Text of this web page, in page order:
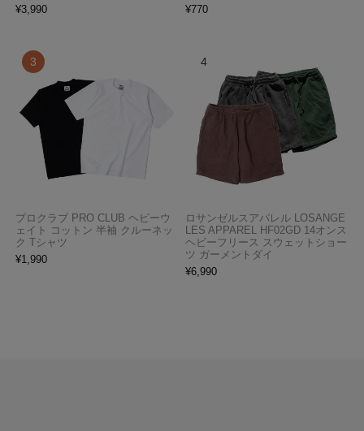
¥3,990
¥770
プロクラブ PRO CLUB ヘビーウ
ェイト コットン 半袖 クルーネッ
ク Tシャツ
¥1,990
ロサンゼルスアパレル LOSANGE
LES APPAREL HF02GD 14オンス
ヘビーフリース スウェットショー
ツ ガーメントダイ
¥6,990